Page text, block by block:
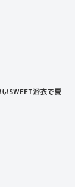
SWEET浴衣で夏